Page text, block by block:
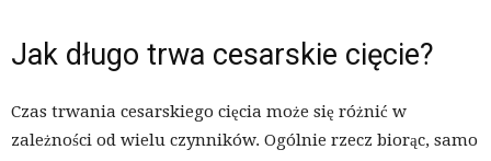
Jak długo trwa cesarskie cięcie?
Czas trwania cesarskiego cięcia może się różnić w
zależności od wielu czynników. Ogólnie rzecz biorąc, samo